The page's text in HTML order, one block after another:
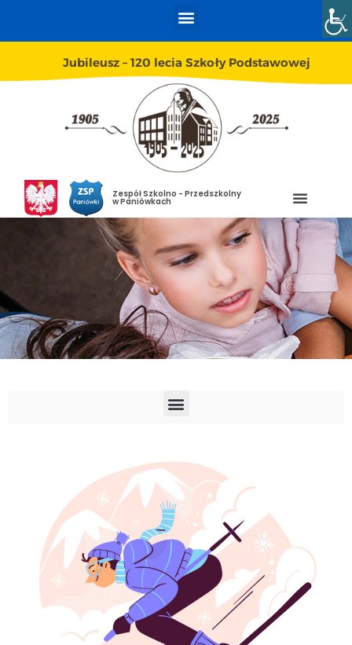
Jubileusz – 120 lecia Szkoły Podstawowej
Zespół Szkolno - Przedszkolny
w Paniówkach